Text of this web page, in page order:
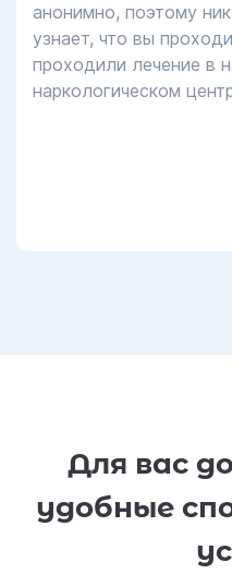
анонимно, поэтому
узнает, что вы
проходили лечение в
наркологическом
Для вас
удобные